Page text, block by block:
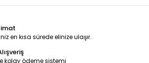
en kısa sürede elinize ulaşır.
kolay ödeme sistemi